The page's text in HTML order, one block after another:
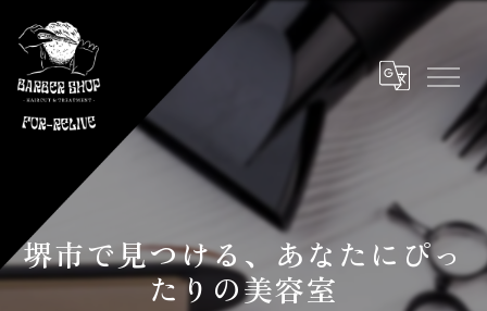
堺市で見つける、あなたにぴっ
たりの美容室